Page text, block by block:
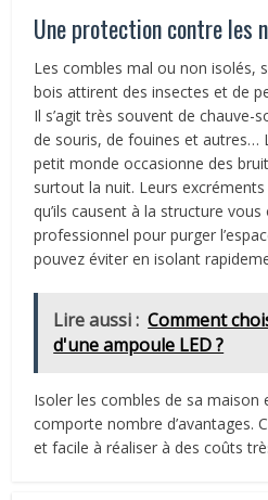
Une protection contre les
Les combles mal ou non isolés,
bois attirent des insectes et de
Il s’agit très souvent de chauve-
de souris, de fouines et autres…
petit monde occasionne des
surtout la nuit. Leurs
qu’ils causent à la structure
professionnel pour purger
pouvez éviter en isolant
Lire aussi : Comment
d'une ampoule LED ?
Isoler les combles de sa maison
comporte nombre d’avantages.
et facile à réaliser à des coûts